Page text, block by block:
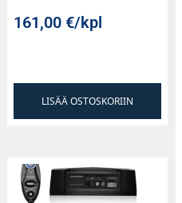
vaimennuksen
käyttöön sekä
kylmälaitteiden
161,00€/kpl
LISÄÄ OSTOSKORIIN